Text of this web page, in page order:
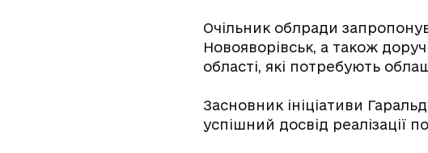
Очільник облради
Новояворівськ, а також
області, які потребують
Засновник ініціативи
успішний досвід реалізації